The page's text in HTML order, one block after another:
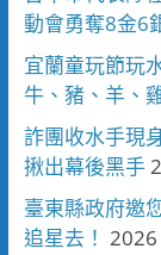
動會勇奪8金6
宜蘭童玩節玩
牛、豬、羊、
詐團收水手現
揪出幕後黑手
臺東縣政府邀
追星去！ 2026